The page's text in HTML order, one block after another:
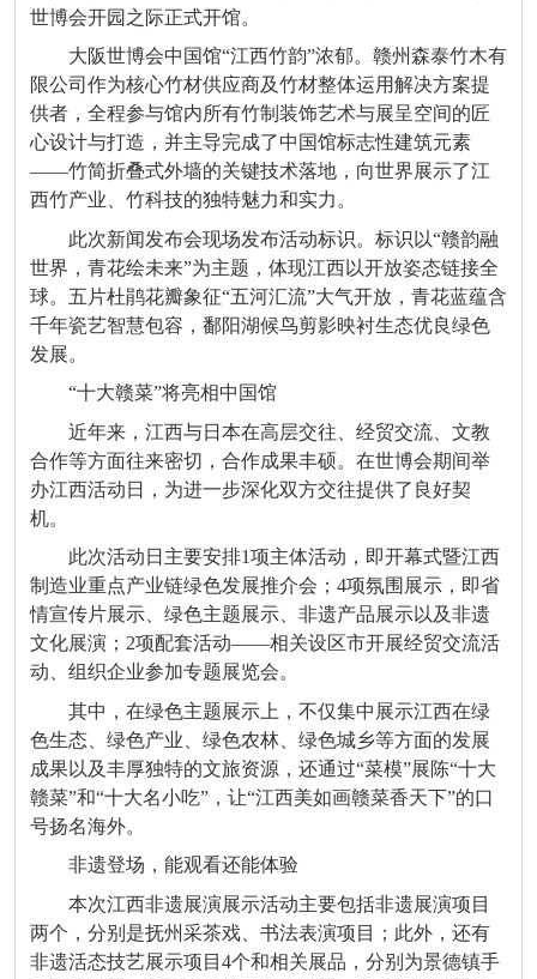
世博会开园之际正式开馆。
大阪世博会中国馆“江西竹韵”浓郁。赣州森泰竹木有
限公司作为核心竹材供应商及竹材整体运用解决方案提
供者，全程参与馆内所有竹制装饰艺术与展呈空间的匠
心设计与打造，并主导完成了中国馆标志性建筑元素
——竹简折叠式外墙的关键技术落地，向世界展示了江
西竹产业、竹科技的独特魅力和实力。
此次新闻发布会现场发布活动标识。标识以“赣韵融
世界，青花绘未来”为主题，体现江西以开放姿态链接全
球。五片杜鹃花瓣象征“五河汇流”大气开放，青花蓝蕴含
千年瓷艺智慧包容，鄱阳湖候鸟剪影映衬生态优良绿色
发展。
“十大赣菜”将亮相中国馆
近年来，江西与日本在高层交往、经贸交流、文教
合作等方面往来密切，合作成果丰硕。在世博会期间举
办江西活动日，为进一步深化双方交往提供了良好契
机。
此次活动日主要安排1项主体活动，即开幕式暨江西
制造业重点产业链绿色发展推介会；4项氛围展示，即省
情宣传片展示、绿色主题展示、非遗产品展示以及非遗
文化展演；2项配套活动——相关设区市开展经贸交流活
动、组织企业参加专题展览会。
其中，在绿色主题展示上，不仅集中展示江西在绿
色生态、绿色产业、绿色农林、绿色城乡等方面的发展
成果以及丰厚独特的文旅资源，还通过“菜模”展陈“十大
赣菜”和“十大名小吃”，让“江西美如画赣菜香天下”的口
号扬名海外。
非遗登场，能观看还能体验
本次江西非遗展演展示活动主要包括非遗展演项目
两个，分别是抚州采茶戏、书法表演项目；此外，还有
非遗活态技艺展示项目4个和相关展品，分别为景德镇手